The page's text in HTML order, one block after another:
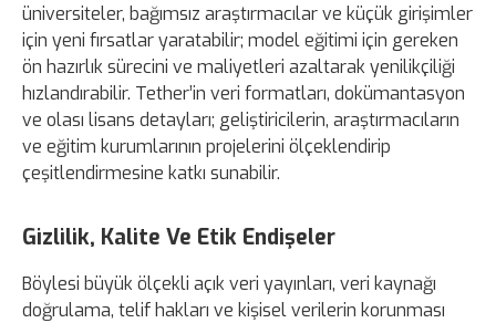
üniversiteler, bağımsız araştırmacılar ve küçük girişimler
için yeni fırsatlar yaratabilir; model eğitimi için gereken
ön hazırlık sürecini ve maliyetleri azaltarak yenilikçiliği
hızlandırabilir. Tether’in veri formatları, dokümantasyon
ve olası lisans detayları; geliştiricilerin, araştırmacıların
ve eğitim kurumlarının projelerini ölçeklendirip
çeşitlendirmesine katkı sunabilir.
Gizlilik, Kalite Ve Etik Endişeler
Böylesi büyük ölçekli açık veri yayınları, veri kaynağı
doğrulama, telif hakları ve kişisel verilerin korunması